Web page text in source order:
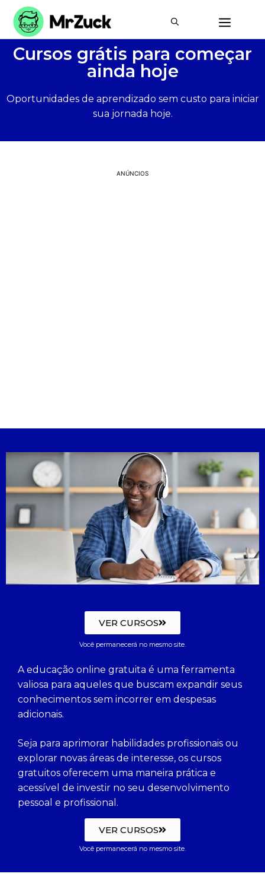
Cursos grátis para começar
ainda hoje
Oportunidades de aprendizado sem custo para iniciar
sua jornada hoje.
ANÚNCIOS
VER CURSOS
Você permanecerá no mesmo site.
A educação online gratuita é uma ferramenta
valiosa para aqueles que buscam expandir seus
conhecimentos sem incorrer em despesas
adicionais.
Seja para aprimorar habilidades profissionais ou
explorar novas áreas de interesse, os cursos
gratuitos oferecem uma maneira prática e
acessível de investir no seu desenvolvimento
pessoal e profissional.
VER CURSOS
Você permanecerá no mesmo site.